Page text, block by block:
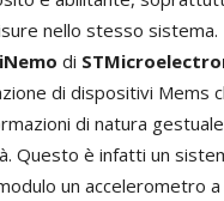
nello stesso sistema.
iNemo di
di dispositivi Mems
di natura
Questo è infatti un
un accelerometro a